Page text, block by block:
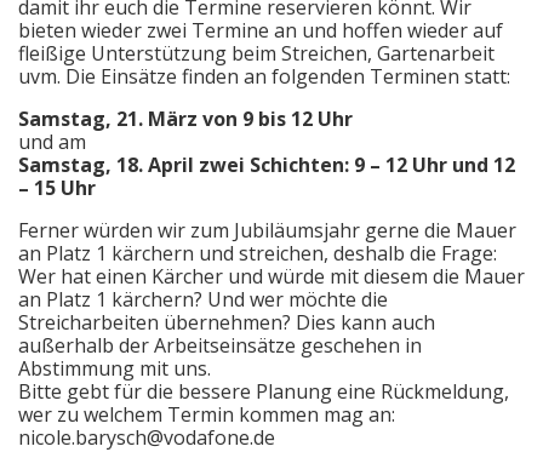
damit ihr euch die Termine reservieren könnt. Wir
bieten wieder zwei Termine an und hoffen wieder auf
fleißige Unterstützung beim Streichen, Gartenarbeit
uvm. Die Einsätze finden an folgenden Terminen statt:
Samstag, 21. März von 9 bis 12 Uhr
und am
Samstag, 18. April zwei Schichten: 9 – 12 Uhr und 12
– 15 Uhr
Ferner würden wir zum Jubiläumsjahr gerne die Mauer
an Platz 1 kärchern und streichen, deshalb die Frage:
Wer hat einen Kärcher und würde mit diesem die Mauer
an Platz 1 kärchern? Und wer möchte die
Streicharbeiten übernehmen? Dies kann auch
außerhalb der Arbeitseinsätze geschehen in
Abstimmung mit uns.
Bitte gebt für die bessere Planung eine Rückmeldung,
wer zu welchem Termin kommen mag an:
nicole.barysch@vodafone.de